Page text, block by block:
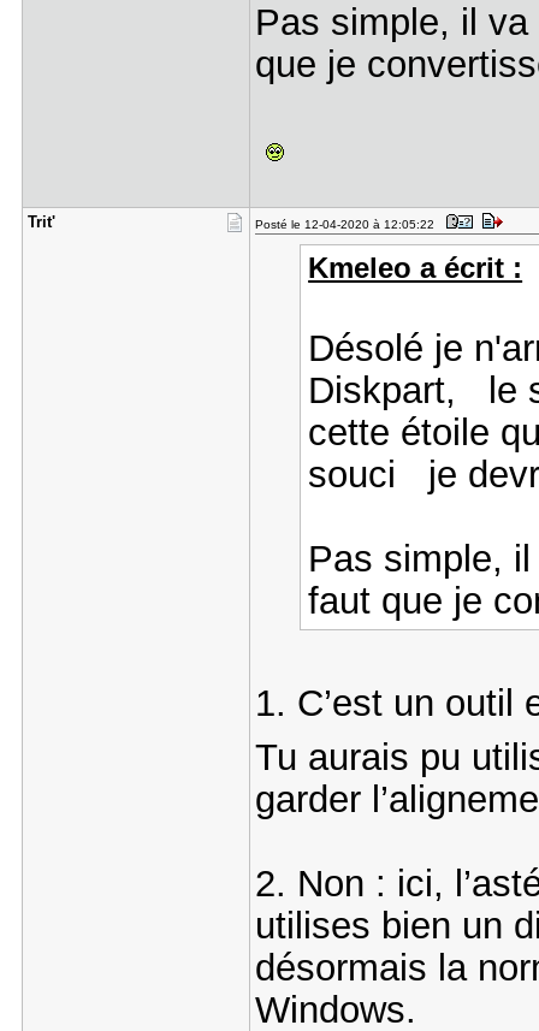
Pas simple, il
que je
Trit' Posté le 12-04-2020 à 12:05:22
Kmeleo a écrit :
Désolé je
Diskpart, le
cette étoile
souci je
Pas simple,
faut que je
1. C’est un outil
Tu aurais pu
garder
2. Non : ici,
utilises bien un
désormais la
Windows.